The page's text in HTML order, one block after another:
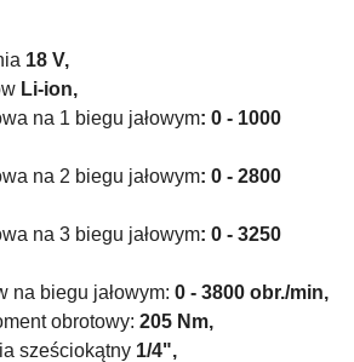
18 V,
Li-ion,
na 1 biegu jałowym: 0 - 1000
na 2 biegu jałowym: 0 - 2800
na 3 biegu jałowym: 0 - 3250
na biegu jałowym: 0 - 3800 obr./min,
obrotowy: 205 Nm,
sześciokątny 1/4",